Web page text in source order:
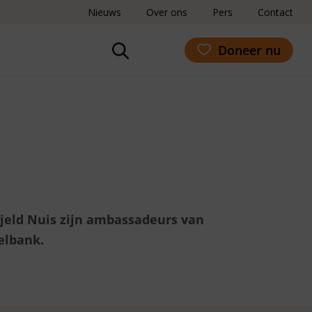
Nieuws Over ons Pers Contact
Doneer nu
Nuis zijn ambassadeurs van